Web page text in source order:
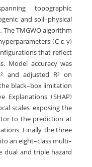
topographic,
and soil-physical
TMGWO algorithm
(C, ε, γ)
that reflect
Model accuracy was
and adjusted R² on
black-box limitation
Explanations (SHAP)
scales, exposing the
to the prediction at
Finally, the three
an eight-class multi-
dual, and triple hazard